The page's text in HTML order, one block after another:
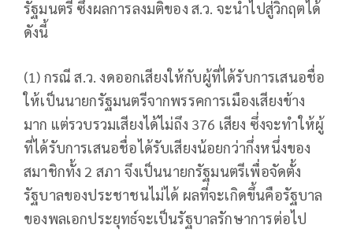
รัฐมนตรี ซึ่งผลการลงมติของ ส.ว. จะนำไปสู่วิกฤตได้
ดังนี้
(1) กรณี ส.ว. งดออกเสียงให้กับผู้ที่ได้รับการเสนอชื่อ
ให้เป็นนายกรัฐมนตรีจากพรรคการเมืองเสียงข้าง
มาก แต่รวบรวมเสียงได้ไม่ถึง 376 เสียง ซึ่งจะทำให้ผู้
ที่ได้รับการเสนอชื่อได้รับเสียงน้อยกว่ากึ่งหนึ่งของ
สมาชิกทั้ง 2 สภา จึงเป็นนายกรัฐมนตรีเพื่อจัดตั้ง
รัฐบาลของประชาชนไม่ได้ ผลที่จะเกิดขึ้นคือรัฐบาล
ของพลเอกประยุทธ์จะเป็นรัฐบาลรักษาการต่อไป